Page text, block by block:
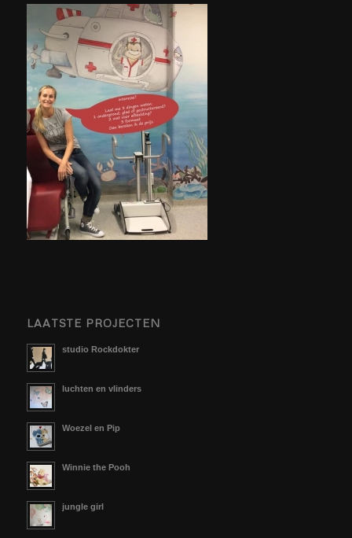
LAATSTE PROJECTEN
studio Rockdokter
luchten en vlinders
Woezel en Pip
Winnie the Pooh
jungle girl